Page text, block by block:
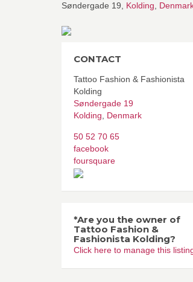
Søndergade 19, Kolding
CONTACT
Tattoo Fashion & Fashionista
Kolding
Søndergade 19
Kolding
Denmark
50 52 70 65
facebook
foursquare
*Are you the owner of
Tattoo Fashion &
Fashionista Kolding?
Click here to manage this